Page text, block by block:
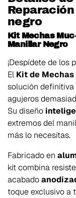
negro
Kit Mechas
Manillar Negro
¡Despídete de los
El Kit de
solución definitiva
agujeros
Su diseño
extremos del
más lo necesitas.
Fabricado en
kit combina
acabado
toque exclusivo a